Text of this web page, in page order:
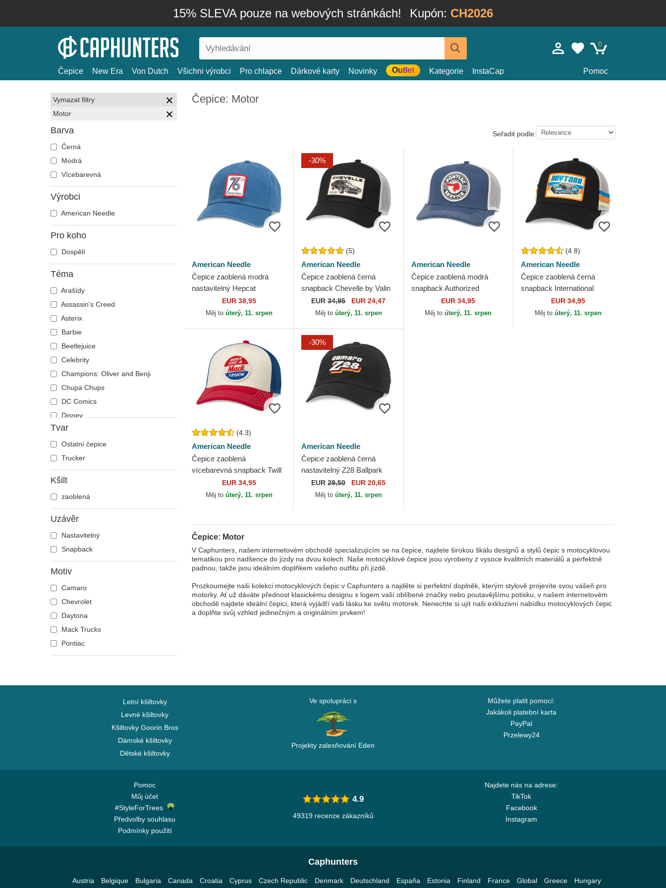
15% SLEVA pouze na webových stránkách! Kupón: CH2026
0
Čepice New Era Von Dutch Všichni výrobci Pro chlapce Dárkové karty Novinky Outlet Kategorie InstaCap Pomoc
Vymazat filtry
Motor
Barva
Černá
Modrá
Vícebarevná
Výrobci
American Needle
Pro koho
Dospělí
Téma
Arašídy
Assassin's Creed
Asterix
Barbie
Beetlejuice
Celebrity
Champions: Oliver and Benji
Chupa Chups
DC Comics
Disney
Dragon Ball
Fast & Furious
Harry Potter
Hip Hop Dogz
Hra o trůny
Hudba
Kung Fu Panda
Looney Tunes
Lucky Luke
Žralok
Tvar
Ostatní čepice
Trucker
Kšilt
zaoblená
Uzávěr
Nastavitelný
Snapback
Motiv
Camaro
Chevrolet
Daytona
Mack Trucks
Pontiac
Čepice: Motor
Seřadit podle:
American Needle
Čepice zaoblená modrá
nastavitelný Hepcat
Chevrolet 76 American
Needle
EUR 38,95
Měj to úterý, 11. srpen
-30%
(5)
American Needle
Čepice zaoblená černá
snapback Chevelle by Valin
American Needle
EUR34,95 EUR 24,47
Měj to úterý, 11. srpen
American Needle
Čepice zaoblená modrá
snapback Authorized
Service Valin American
Needle
EUR 34,95
Měj toúterý, 11. srpen
(4.8)
American Needle
Čepice zaoblená černá
snapback International
Speedway Tri Color
American Needle
EUR 34,95
Měj to úterý, 11. srpen
(4.3)
American Needle
Čepice zaoblená
vícebarevná snapback Twill
Valin Patch American Needle
EUR 34,95
Měj to úterý, 11. srpen
-30%
American Needle
Čepice zaoblená černá
nastavitelný Z28 Ballpark
American Needle
EUR29,50 EUR 20,65
Měj to úterý, 11. srpen
Čepice: Motor
V Caphunters, našem internetovém obchodě specializujícím se na čepice, najdete širokou škálu designů a stylů čepic s motocyklovou
tematikou pro nadšence do jízdy na dvou kolech. Naše motocyklové čepice jsou vyrobeny z vysoce kvalitních materiálů a perfektně
padnou, takže jsou ideálním doplňkem vašeho outfitu při jízdě.
Prozkoumejte naši kolekci motocyklových čepic v Caphunters a najděte si perfektní doplněk, kterým stylově projevíte svou vášeň pro
motorky. Ať už dáváte přednost klasickému designu s logem vaší oblíbené značky nebo poutavějšímu potisku, v našem internetovém
obchodě najdete ideální čepici, která vyjádří vaši lásku ke světu motorek. Nenechte si ujít naši exkluzivní nabídku motocyklových čepic
a doplňte svůj vzhled jedinečným a originálním prvkem!
Letní kšiltovky
Levné kšiltovky
Kšiltovky Goorin Bros
Dámské kšiltovky
Dětské kšiltovky
Ve spolupráci s
Projekty zalesňování Eden
Můžete platit pomocí:
Jakákoli platební karta
PayPal
Przelewy24
Pomoc
Můj účet
#StyleForTrees
Předvolby souhlasu
Podmínky použití
Najdete nás na adrese:
TikTok
Facebook
Instagram
4.9
49319 recenze zákazníků
Caphunters
Austria Belgique Bulgaria Canada Croatia Cyprus Czech Republic Denmark Deutschland España Estonia Finland France Global Greece Hungary